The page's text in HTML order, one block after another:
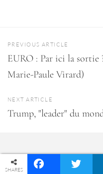
PREVIOUS ARTICLE
EURO : Par ici la
Marie-Paule Virard)
NEXT ARTICLE
Trump, "leader" du
© COPYRIGHT
SHARES